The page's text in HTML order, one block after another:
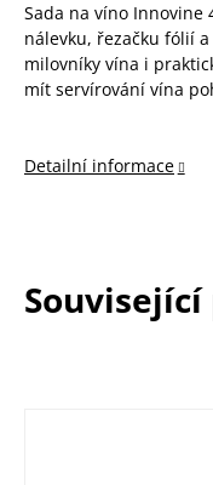
Sada na víno Innovine
nálevku, řezačku fólií
milovníky vína i
mít servírování vína
Detailní informace